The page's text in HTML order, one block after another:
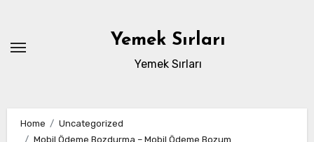
content
Yemek Sırları
Yemek Sırları
Home
Uncategorized
Mobil Ödeme Bozdurma – Mobil Ödeme Bozum